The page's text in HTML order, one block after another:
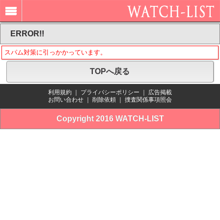
ERROR!!
スパム対策に引っかかっています。
TOPへ戻る
利用規約 プライバシーポリシー
広告掲載
お問い合わせ
削除依頼 捜査関係事項照会
Copyright 2016 WATCH-LIST